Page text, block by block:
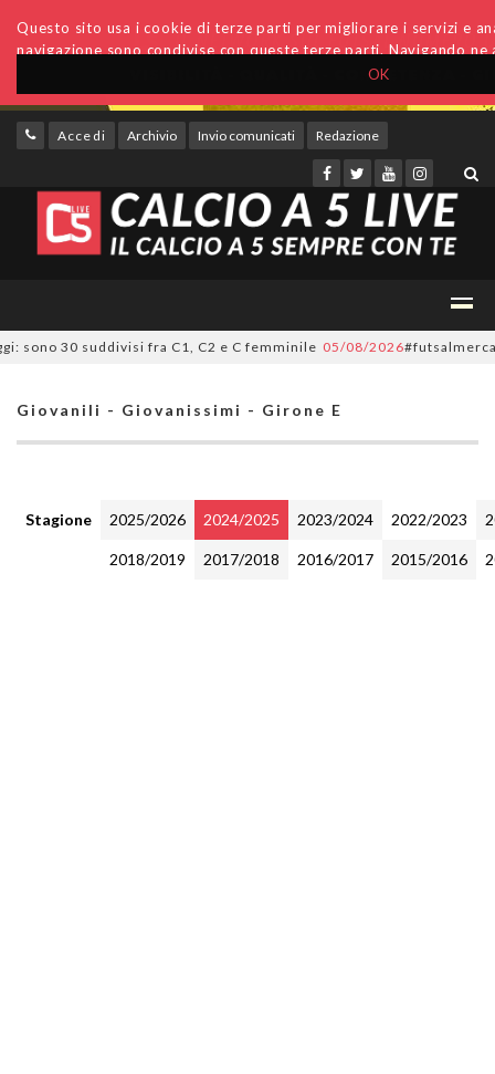
OK
Questo sito usa i cookie di terze parti per migliorare i servizi e
navigazione sono condivise con queste terze parti. Navigando
Accedi Archivio Invio comunicati Redazione
30 suddivisi fra C1, C2 e C femminile 05/08/2026#futsalmercato,
Giovanili - Giovanissimi - Girone E
Stagione 2025/2026 2024/2025 2023/2024 2022/2023
2018/2019 2017/2018 2016/2017 2015/2016